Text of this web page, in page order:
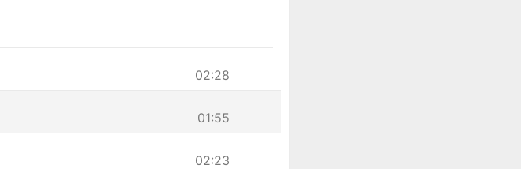
02:28
01:55
02:23